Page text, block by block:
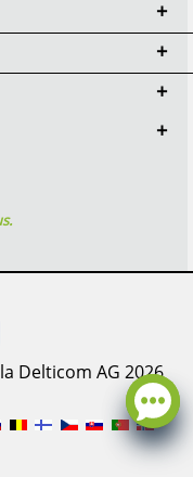
Delticom AG 2026